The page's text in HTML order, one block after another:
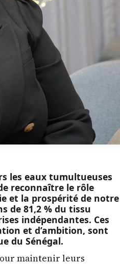
les eaux tumultueuses
reconnaître le rôle
et la prospérité de notre
de 81,2 % du tissu
indépendantes. Ces
et d’ambition, sont
du Sénégal.
maintenir leurs